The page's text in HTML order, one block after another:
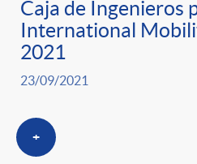
Caja de Ingenieros
International
2021
23/09/2021
+